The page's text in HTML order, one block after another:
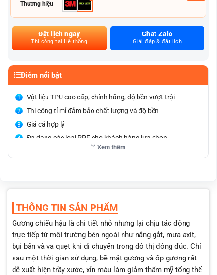
Thương hiệu
Đặt lịch ngay
Thi công tại Hệ thống
Chat Zalo
Giải đáp & đặt lịch
Điểm nổi bật
Vật liệu TPU cao cấp, chính hãng, độ bền vượt trội
Thi công tỉ mỉ đảm bảo chất lượng và độ bền
Giá cả hợp lý
Đa dạng các loại PPF cho khách hàng lựa chọn
Nhân viên tư vấn nhiệt tinh, hỗ trợ nhanh chóng
Xem thêm
THÔNG TIN SẢN PHẨM
Gương chiếu hậu là chi tiết nhỏ nhưng lại chịu tác động
trực tiếp từ môi trường bên ngoài như nắng gắt, mưa axit,
bụi bẩn và va quẹt khi di chuyển trong đô thị đông đúc. Chỉ
sau một thời gian sử dụng, bề mặt gương và ốp gương rất
dễ xuất hiện trầy xước, xỉn màu làm giảm thẩm mỹ tổng thể